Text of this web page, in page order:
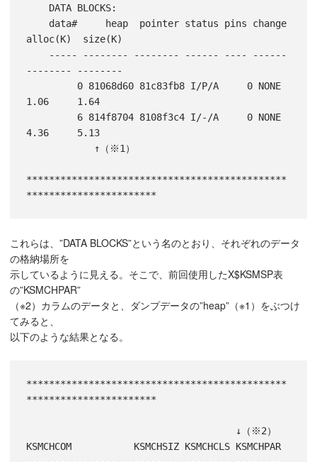
alloc(K)  size(K)
-------- --------
1.06     1.64
4.36     5.13
**********************************************
これらは、”DATA BLOCKS”という名のとおり、それぞれのデータ
の格納場所を
示しているように見える。そこで、前回使用したX$KSMSP表
の”KSMCHPAR”
（※2）カラムのデータと、ダンプデータの”heap”（※1）をぶつけ
てみると、
以下のような結果となる。
**********************************************
***********************
KSMCHCOM           KSMCHSIZ KSMCHCLS KSMCHPAR